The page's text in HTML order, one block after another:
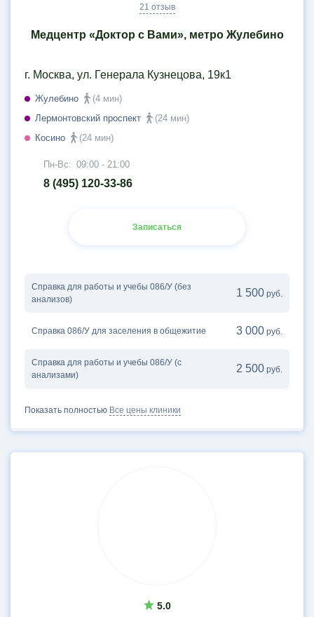
21 отзыв
Медцентр «Доктор с Вами», метро Жулебино
г. Москва, ул. Генерала Кузнецова, 19к1
Жулебино
(4 мин)
Лермонтовский проспект
(24 мин)
Косино
(24 мин)
Пн-Вс: 09:00 - 21:00
8 (495) 120-33-86
Записаться
Справка для работы и учебы 086/У (без
анализов)
1 500 руб.
Справка 086/У для заселения в общежитие 3 000 руб.
Справка для работы и учебы 086/У (с
анализами)
2 500 руб.
Показать полностью Все цены клиники
5.0